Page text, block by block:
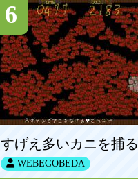
6
すげえ多いカニを捕る
WEBEGOBEDA